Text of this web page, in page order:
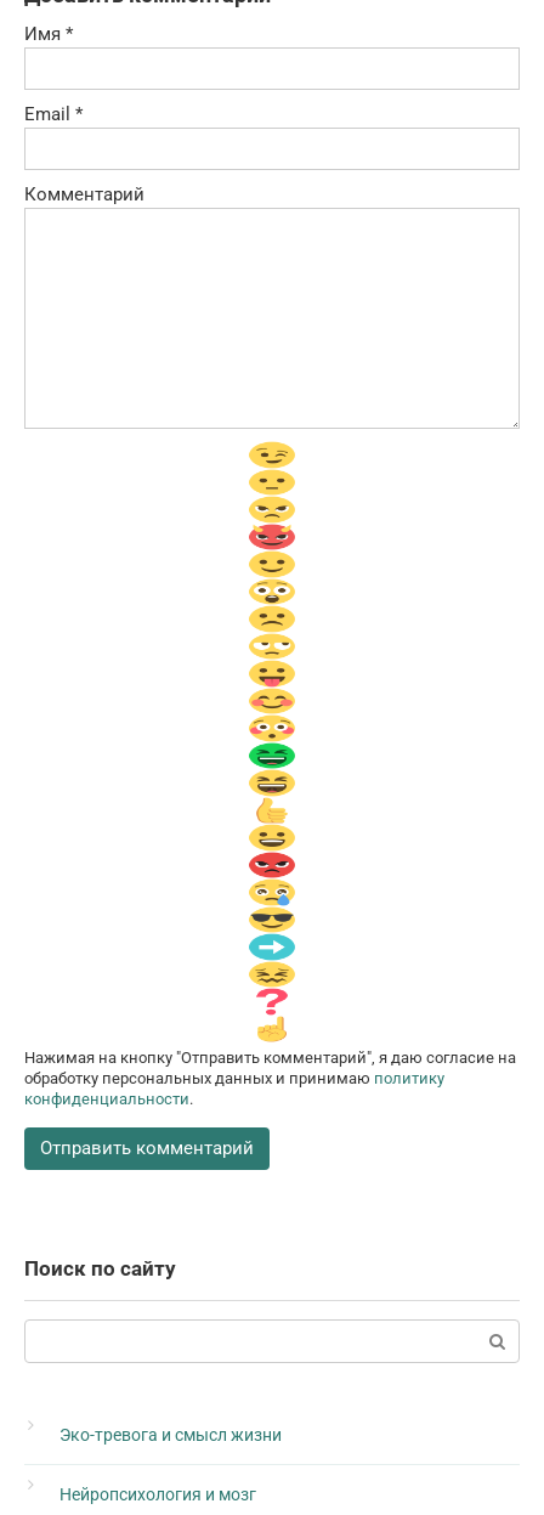
Имя *
Email *
Комментарий
Нажимая на кнопку "Отправить комментарий", я даю согласие на
обработку персональных данных и принимаю политику
конфиденциальности.
Поиск по сайту
Эко-тревога и смысл жизни
Нейропсихология и мозг